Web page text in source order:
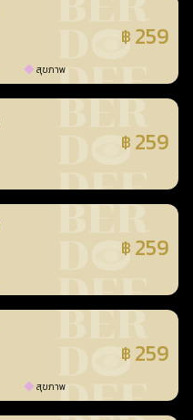
฿ 259
สุขภาพ
฿ 259
฿ 259
฿ 259
สุขภาพ